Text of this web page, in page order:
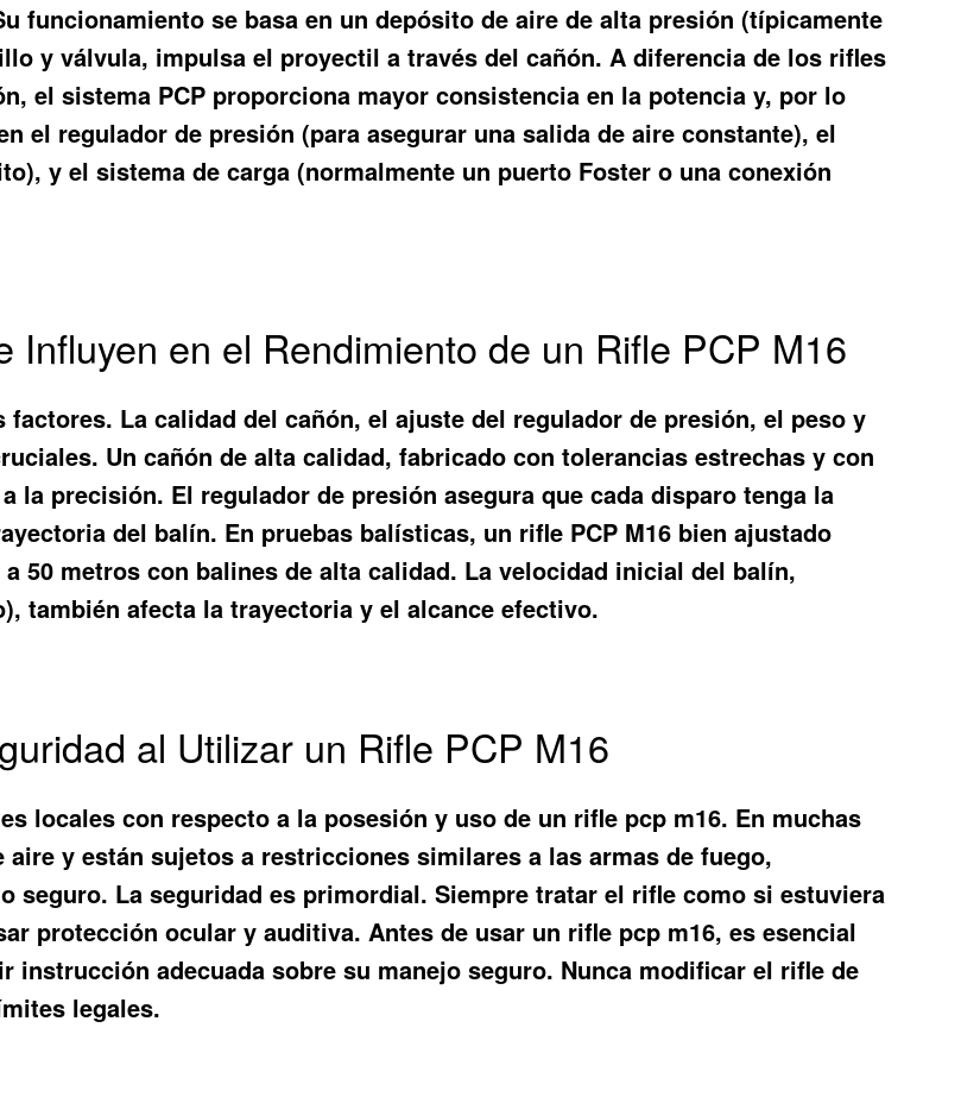
funcionamiento se basa en un depósito de aire de alta presión (típicamente
y válvula, impulsa el proyectil a través del cañón. A diferencia de los rifles
el sistema PCP proporciona mayor consistencia en la potencia y, por lo
el regulador de presión (para asegurar una salida de aire constante), el
y el sistema de carga (normalmente un puerto Foster o una conexión
Influyen en el Rendimiento de un Rifle PCP M16
factores. La calidad del cañón, el ajuste del regulador de presión, el peso y
Un cañón de alta calidad, fabricado con tolerancias estrechas y con
precisión. El regulador de presión asegura que cada disparo tenga la
del balín. En pruebas balísticas, un rifle PCP M16 bien ajustado
50 metros con balines de alta calidad. La velocidad inicial del balín,
también afecta la trayectoria y el alcance efectivo.
al Utilizar un Rifle PCP M16
locales con respecto a la posesión y uso de un rifle pcp m16. En muchas
y están sujetos a restricciones similares a las armas de fuego,
seguro. La seguridad es primordial. Siempre tratar el rifle como si estuviera
protección ocular y auditiva. Antes de usar un rifle pcp m16, es esencial
adecuada sobre su manejo seguro. Nunca modificar el rifle de
legales.